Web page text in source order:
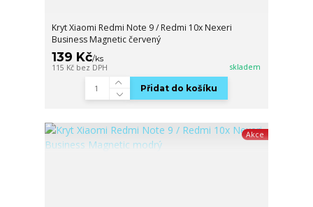
Kryt Xiaomi Redmi Note 9 / Redmi 10x Nexeri
Business Magnetic červený
139 Kč/ks
115 Kč bez DPH skladem
Přidat do košíku
Akce